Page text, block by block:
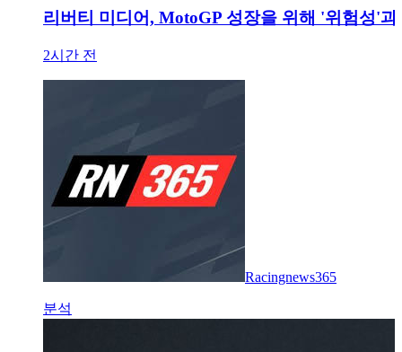
리버티 미디어, MotoGP 성장을 위해 '위험성'
2시간 전
Racingnews365
분석